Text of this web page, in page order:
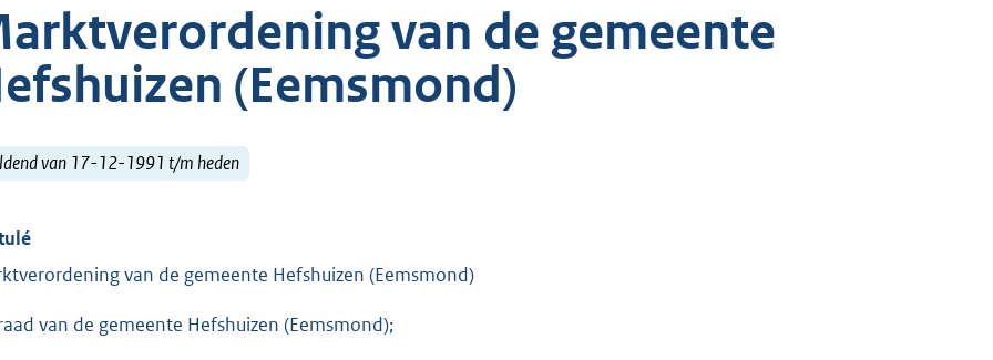
van de gemeente
(Eemsmond)
van 17-12-1991 t/m heden
van de gemeente Hefshuizen (Eemsmond)
van de gemeente Hefshuizen (Eemsmond);